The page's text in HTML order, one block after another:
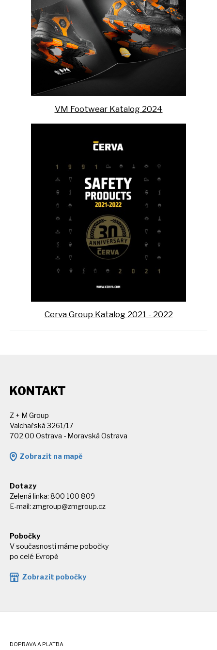
VM Footwear Katalog 2024
Cerva Group Katalog 2021 - 2022
KONTAKT
Z + M Group
Valchařská 3261/17
702 00 Ostrava - Moravská Ostrava
Zobrazit na mapě
Dotazy
Zelená linka: 800 100 809
E-mail: zmgroup@zmgroup.cz
Pobočky
V současnosti máme pobočky
po celé Evropě
Zobrazit pobočky
DOPRAVA A PLATBA